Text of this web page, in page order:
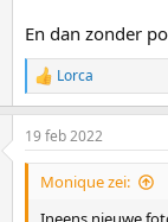
En dan zonder
R
e
a
c
t
n
Lorca
19 feb 2022
Monique zei: